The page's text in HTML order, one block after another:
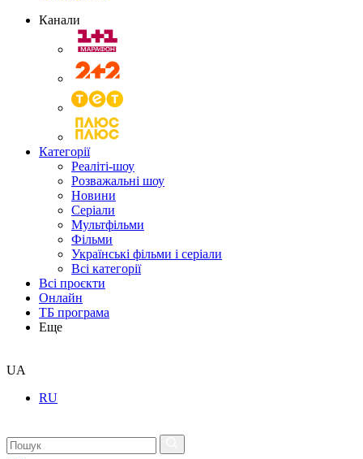
Канали
Категорії
Реаліті-шоу
Розважальні шоу
Новини
Серіали
Мультфільми
Фільми
Українські фільми і серіали
Всі категорії
Всі проєкти
Онлайн
ТБ програма
Еще
UA
RU